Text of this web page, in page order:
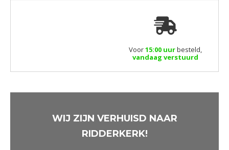
Voor15:00 uurbesteld,
vandaag verstuurd
WIJ ZIJN VERHUISD NAAR
RIDDERKERK!